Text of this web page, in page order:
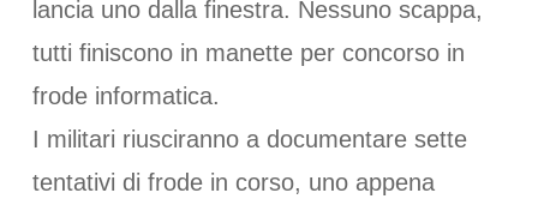
lancia uno dalla finestra. Nessuno scappa,
tutti finiscono in manette per concorso in
frode informatica.
I militari riusciranno a documentare sette
tentativi di frode in corso, uno appena